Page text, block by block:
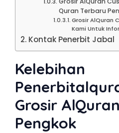
Quran Terbaru
Grosir AlQuran
Kami Untuk
Kontak Penerbit Jabal
Kelebihan
Grosir
Pengkok